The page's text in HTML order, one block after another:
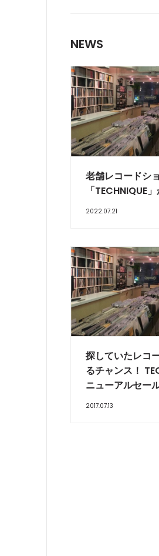
NEWS
老舗レコードシ
「TECHNIQUE
2022.07.21
探していたレコ
るチャンス！
ニューアルセー
2017.07.13